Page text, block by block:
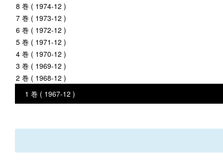
8 巻 ( 1974-12 )
7 巻 ( 1973-12 )
6 巻 ( 1972-12 )
5 巻 ( 1971-12 )
4 巻 ( 1970-12 )
3 巻 ( 1969-12 )
2 巻 ( 1968-12 )
1 巻 ( 1967-12 )